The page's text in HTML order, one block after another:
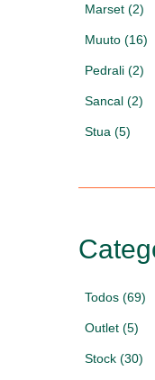
Marset (2)
Muuto (16)
Pedrali (2)
Sancal (2)
Stua (5)
Todos (69)
Outlet (5)
Stock (30)